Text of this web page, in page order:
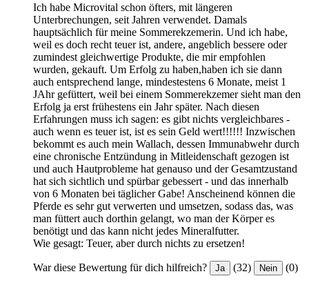
Ich habe Microvital schon öfters, mit längeren
Unterbrechungen, seit Jahren verwendet. Damals
hauptsächlich für meine Sommerekzemerin. Und ich habe,
weil es doch recht teuer ist, andere, angeblich bessere oder
zumindest gleichwertige Produkte, die mir empfohlen
wurden, gekauft. Um Erfolg zu haben,haben ich sie dann
auch entsprechend lange, mindestestens 6 Monate, meist 1
JAhr gefüttert, weil bei einem Sommerekzemer sieht man den
Erfolg ja erst frühestens ein Jahr später. Nach diesen
Erfahrungen muss ich sagen: es gibt nichts vergleichbares -
auch wenn es teuer ist, ist es sein Geld wert!!!!!! Inzwischen
bekommt es auch mein Wallach, dessen Immunabwehr durch
eine chronische Entzündung in Mitleidenschaft gezogen ist
und auch Hautprobleme hat genauso und der Gesamtzustand
hat sich sichtlich und spürbar gebessert - und das innerhalb
von 6 Monaten bei täglicher Gabe! Anscheinend können die
Pferde es sehr gut verwerten und umsetzen, sodass das, was
man füttert auch dorthin gelangt, wo man der Körper es
benötigt und das kann nicht jedes Mineralfutter.
Wie gesagt: Teuer, aber durch nichts zu ersetzen!
War diese Bewertung für dich hilfreich? Ja (32) Nein (0)